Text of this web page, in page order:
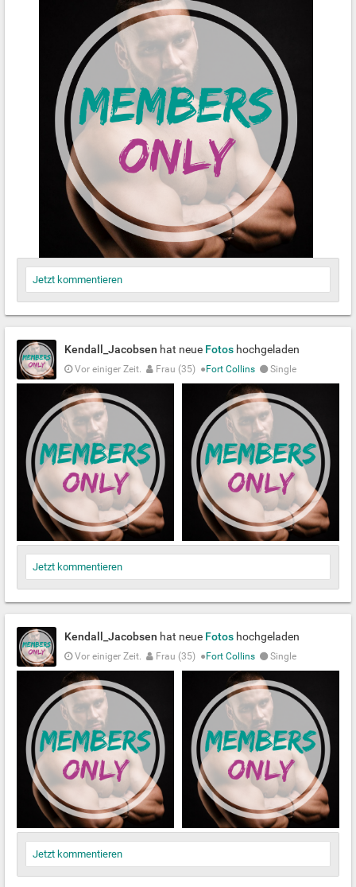
Jetzt kommentieren
Kendall_Jacobsen hat neue Fotos hochgeladen
Vor einiger Zeit. Frau (35) ●Fort Collins Single
Jetzt kommentieren
Kendall_Jacobsen hat neue Fotos hochgeladen
Vor einiger Zeit. Frau (35) ●Fort Collins Single
Jetzt kommentieren